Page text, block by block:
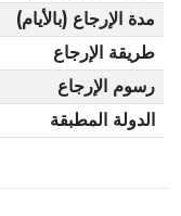
مدة الإرجاع (بالأيام)
طريقة الإرجاع
رسوم الإرجاع
الدولة المطبقة